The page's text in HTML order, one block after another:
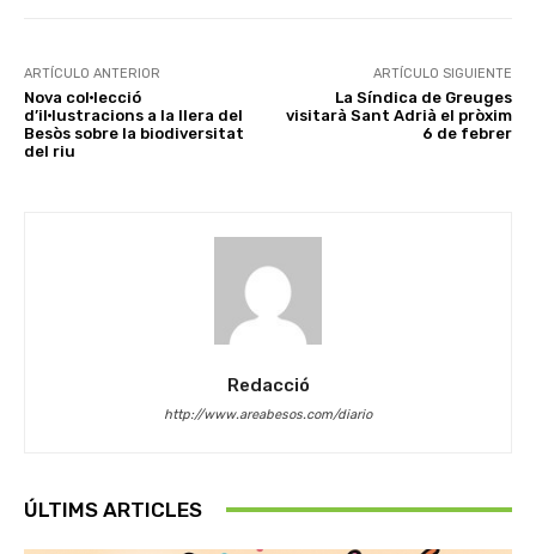
ARTÍCULO ANTERIOR
Nova col·lecció
d’il·lustracions a la llera del
Besòs sobre la biodiversitat
del riu
ARTÍCULO SIGUIENTE
La Síndica de Greuges
visitarà Sant Adrià el pròxim
6 de febrer
Redacció
http://www.areabesos.com/diario
ÚLTIMS ARTICLES